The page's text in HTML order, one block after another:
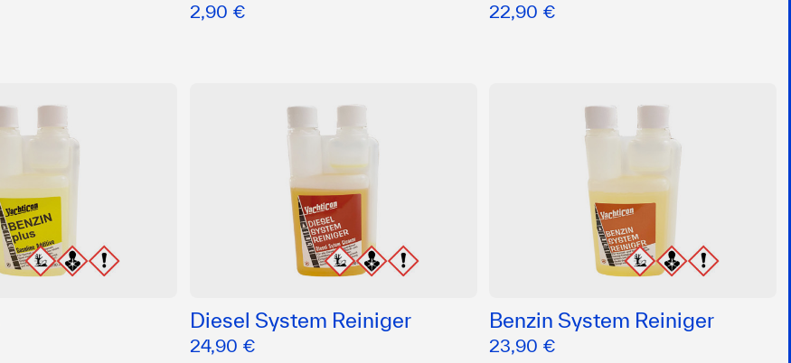
2,90 € 22,90 €
Diesel System Reiniger
24,90 €
Benzin System Reiniger
23,90 €